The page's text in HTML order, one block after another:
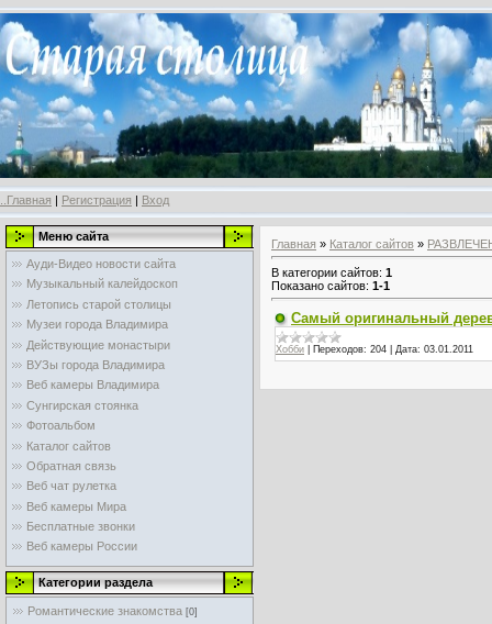
..Главная | Регистрация | Вход
Меню сайта
Ауди-Видео новости сайта
Музыкальный калейдоскоп
Летопись старой столицы
Музеи города Владимира
Действующие монастыри
ВУЗы города Владимира
Веб камеры Владимира
Сунгирская стоянка
Фотоальбом
Каталог сайтов
Обратная связь
Веб чат рулетка
Веб камеры Мира
Бесплатные звонки
Веб камеры России
Категории раздела
Романтические знакомства [0]
Главная » Каталог сайтов »
В категории сайтов: 1
Показано сайтов: 1-1
Самый оригинальный
Хобби Переходов: 204 Дата: 03.01.2011